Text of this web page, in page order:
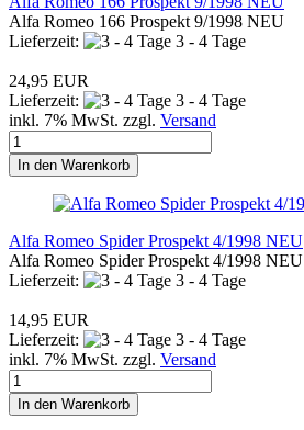
Alfa Romeo 166 Prospekt 9/1998 NEU
Lieferzeit:
3 - 4 Tage
24,95 EUR
Lieferzeit:
3 - 4 Tage
inkl. 7% MwSt. zzgl. Versand
In den Warenkorb
Alfa Romeo Spider Prospekt 4/1998 NEU
Alfa Romeo Spider Prospekt 4/1998 NEU
Lieferzeit:
3 - 4 Tage
14,95 EUR
Lieferzeit:
3 - 4 Tage
inkl. 7% MwSt. zzgl. Versand
In den Warenkorb